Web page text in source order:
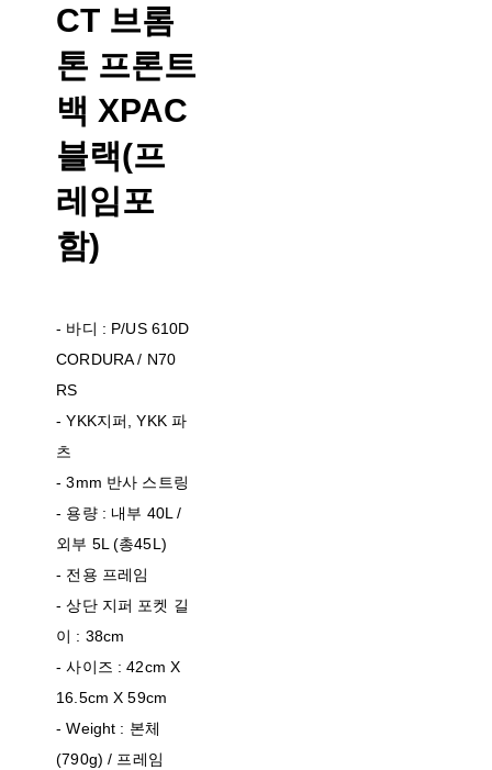
CT 브롬
톤 프론트
백 XPAC
블랙(프
레임포
함)
- 바디 : P/US 610D
CORDURA / N70
RS
- YKK지퍼, YKK 파
츠
- 3mm 반사 스트링
- 용량 : 내부 40L /
외부 5L (총45L)
- 전용 프레임
- 상단 지퍼 포켓 길
이 : 38cm
- 사이즈 : 42cm X
16.5cm X 59cm
- Weight : 본체
(790g) / 프레임